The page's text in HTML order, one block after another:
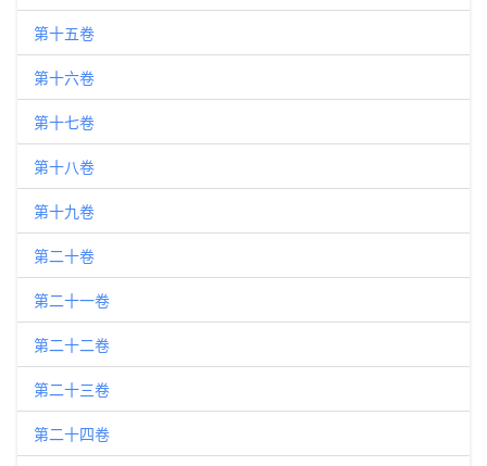
第十五卷
第十六卷
第十七卷
第十八卷
第十九卷
第二十卷
第二十一卷
第二十二卷
第二十三卷
第二十四卷